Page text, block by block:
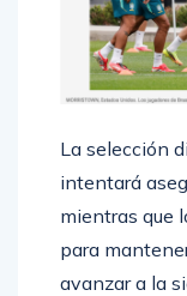
La selección
intentará
mientras que
para
avanzar a la